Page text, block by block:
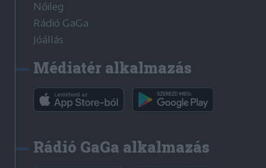
Nőileg
Rádió GaGa
Jóállás
Médiatér alkalmazás
Rádió GaGa alkalmazás